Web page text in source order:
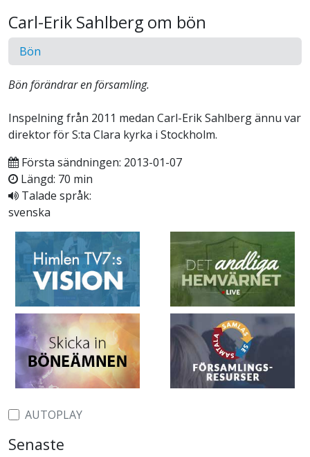
Carl-Erik Sahlberg om bön
Bön
Bön förändrar en församling.
Inspelning från 2011 medan Carl-Erik Sahlberg ännu var
direktor för S:ta Clara kyrka i Stockholm.
Första sändningen: 2013-01-07
Längd: 70 min
Talade språk:
svenska
AUTOPLAY
Senaste